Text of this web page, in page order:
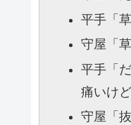
平手「草
守屋 「
平手「
痛いけど
守屋 「